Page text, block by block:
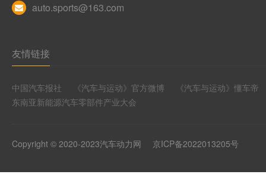
auto.sports@163.com
友情链接
中国汽车报社 《汽车与运动》官方微博
《汽车与运动》懂车帝
东南亚新能源汽车零部件产业大会
Copyright © 2020-2023汽车动力网 京ICP备2022013205号